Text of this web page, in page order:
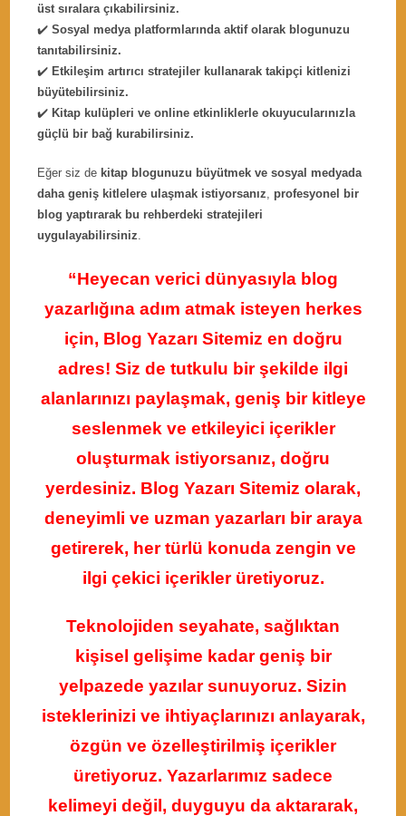
üst sıralara çıkabilirsiniz.
✔️Sosyal medya platformlarında aktif olarak blogunuzu
tanıtabilirsiniz.
✔️ Etkileşim artırıcı stratejiler kullanarak takipçi kitlenizi
büyütebilirsiniz.
✔️ Kitap kulüpleri ve online etkinliklerle okuyucularınızla
güçlü bir bağ kurabilirsiniz.
Eğer siz de kitap blogunuzu büyütmek ve sosyal medyada
daha geniş kitlelere ulaşmak istiyorsanız
profesyonel bir
blog yaptırarak bu rehberdeki stratejileri
uygulayabilirsiniz
“Heyecan verici dünyasıyla blog
yazarlığına adım atmak isteyen herkes
için, Blog Yazarı Sitemiz en doğru
adres! Siz de tutkulu bir şekilde ilgi
alanlarınızı paylaşmak, geniş bir kitleye
seslenmek ve etkileyici içerikler
oluşturmak istiyorsanız, doğru
yerdesiniz. Blog Yazarı Sitemiz olarak,
deneyimli ve uzman yazarları bir araya
getirerek, her türlü konuda zengin ve
ilgi çekici içerikler üretiyoruz.
Teknolojiden seyahate, sağlıktan
kişisel gelişime kadar geniş bir
yelpazede yazılar sunuyoruz. Sizin
isteklerinizi ve ihtiyaçlarınızı anlayarak,
özgün ve özelleştirilmiş içerikler
üretiyoruz. Yazarlarımız sadece
kelimeyi değil, duyguyu da aktararak,